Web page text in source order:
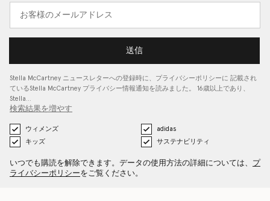
送信
Stella McCartney ニュースレターへの登録時に、 プライバシーポリシーに 記載され
ているStella McCartney プライバシー情報通知を読みました。 16歳以上であり、
Stella…
検索結果を増やす
ウィメンズ
adidas
キッズ
サステナビリティ
いつでも購読を解除できます。データの使用方法の詳細については、 プ
ライバシーポリシーをご覧ください。